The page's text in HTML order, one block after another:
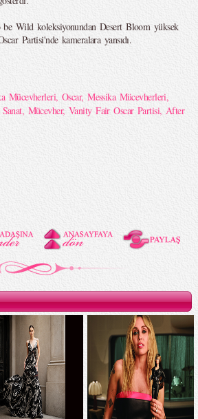
Wild koleksiyonundan Desert Bloom yüksek
Partisi'nde kameralara yansıdı.
Mücevherleri, Oscar,Messika Mücevherleri,
, Mücevher,Vanity Fair Oscar Partisi, After